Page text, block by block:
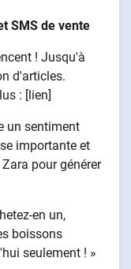
SMS de vente
! Jusqu'à
d'articles.
: [lien]
un sentiment
importante et
pour générer
en un,
boissons
seulement ! »